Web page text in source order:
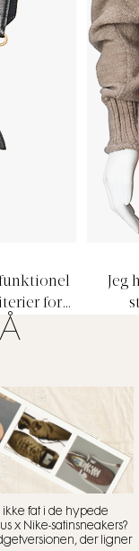
for
som
kr.
ikke fat i de hypede
x Nike-satinsneakers?
der ligner